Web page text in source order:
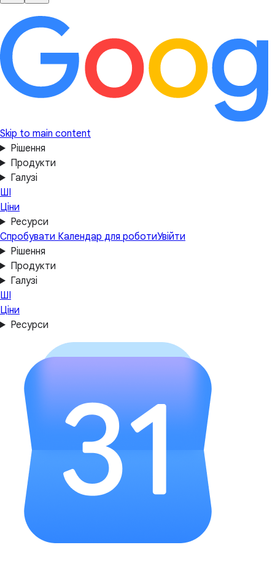
Skip to main content
Рішення
Продукти
Галузі
ШІ
Ціни
Ресурси
Спробувати Календар для роботиУвійти
Рішення
Продукти
Галузі
ШІ
Ціни
Ресурси